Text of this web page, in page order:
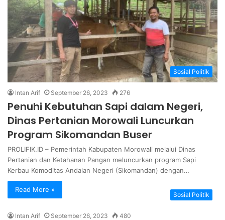
Sosial Politik
Intan Arif September 26, 2023 276
Penuhi Kebutuhan Sapi dalam Negeri,
Dinas Pertanian Morowali Luncurkan
Program Sikomandan Buser
PROLIFIK.ID – Pemerintah Kabupaten Morowali melalui Dinas
Pertanian dan Ketahanan Pangan meluncurkan program Sapi
Kerbau Komoditas Andalan Negeri (Sikomandan) dengan…
Read More »
Sosial Politik
Intan Arif September 26, 2023 480